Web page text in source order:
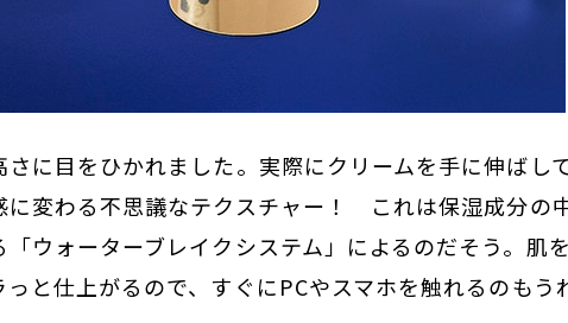
さに目をひかれました。実際にクリームを手に伸ばし
に変わる不思議なテクスチャー！ これは保湿成分の
ウォーターブレイクシステム」によるのだそう。肌
と仕上がるので、すぐにPCやスマホを触れるのもう